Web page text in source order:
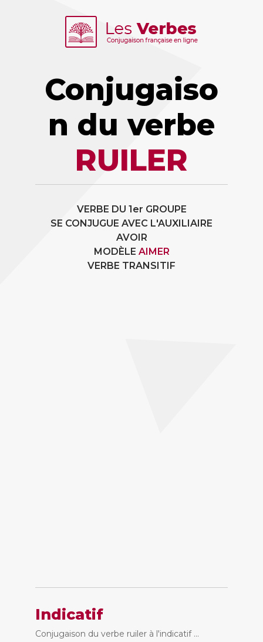
Conjugaiso
n du verbe
RUILER
VERBE DU 1er GROUPE
SE CONJUGUE AVEC L'AUXILIAIRE
AVOIR
MODÈLE AIMER
VERBE TRANSITIF
Indicatif
Conjugaison du verbe ruiler à l'indicatif ...